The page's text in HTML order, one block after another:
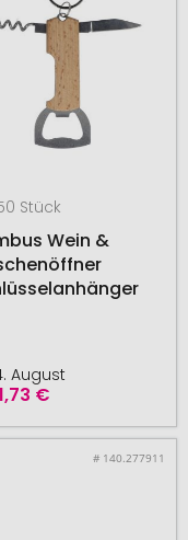
Stück
Wein &
€
August
# 140.277911